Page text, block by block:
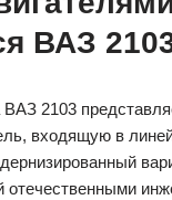
ВАЗ
2103
входящую в
отечественными